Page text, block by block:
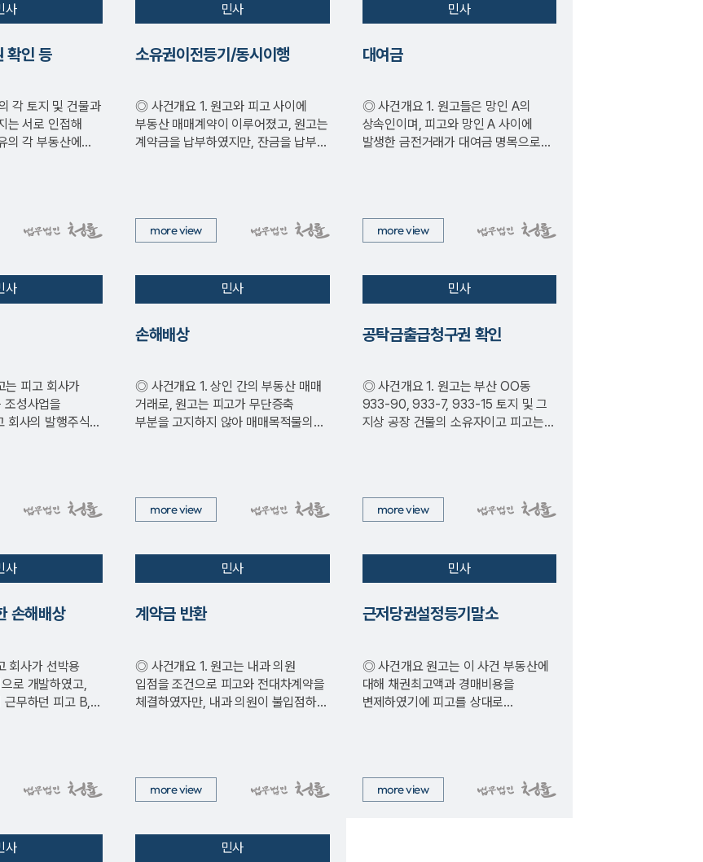
사
확인 등
는 서로 인접해
의 각 부동산에서
민사
소유권이전등기/동시이행
◎ 사건개요 1. 원고와 피고 사이에
부동산 매매계약이 이루어졌고, 원고는
계약금을 납부하였지만, 잔금을 납부
more view
민사
대여금
◎ 사건개요 1. 원고들은 망인 A의
상속인이며, 피고와 망인 A 사이에
발생한 금전거래가 대여금 명목으로
more view
사
조성사업을
회사의 발행주식
민사
손해배상
◎ 사건개요 1. 상인 간의 부동산 매매
거래로, 원고는 피고가 무단증축
부분을 고지하지 않아 매매목적물의
more view
민사
공탁금출급청구권 확인
◎ 사건개요 1. 원고는 부산 OO동
933-90, 933-7, 933-15 토지 및 그
지상 공장 건물의 소유자이고 피고는
more view
사
손해배상
로 개발하였고,
무하던 피고 B,
민사
계약금 반환
◎ 사건개요 1. 원고는 내과 의원
입점을 조건으로 피고와 전대차계약을
체결하였자만, 내과 의원이 불입점하여
more view
민사
근저당권설정등기말소
◎ 사건개요 원고는 이 사건 부동산에
대해 채권최고액과 경매비용을
변제하였기에 피고를 상대로
more view
사 민사